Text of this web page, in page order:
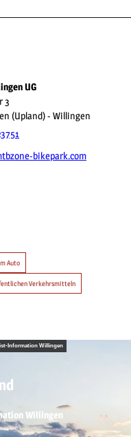
UG
3
(Upland)- Willingen
bikepark.com
Auto
Verkehrsmitteln
Information Willingen
Willingen